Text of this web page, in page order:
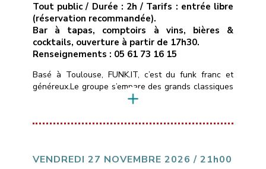
Tout public / Durée : 2h / Tarifs : entrée libre
(réservation recommandée).
Bar à tapas, comptoirs à vins, bières &
cocktails, ouverture à partir de 17h30.
Renseignements : 05 61 73 16 15
Basé à Toulouse, FUNK.IT, c’est du funk franc et
généreux.Le groupe s’empare des grands classiques
du funk, de la soul et du groove — de Stevie
et les réarrange à sa façon : nouveaux grooves,
VENDREDI 27 NOVEMBRE 2026 / 21h00